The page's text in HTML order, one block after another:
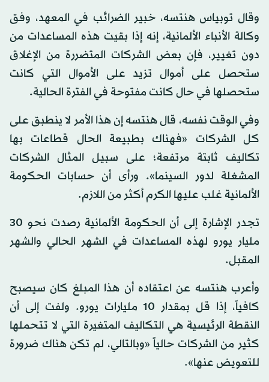
وقال توبياس هنتسه، خبير الضرائب في المعهد، وفق
وكالة الأنباء الألمانية، إنه إذا بقيت هذه المساعدات من
دون تغيير، فإن بعض الشركات المتضررة من الإغلاق
ستحصل على أموال تزيد على الأموال التي كانت
ستحصلها في حال كانت مفتوحة في الفترة الحالية.
وفي الوقت نفسه، قال هنتسه إن هذا الأمر لا ينطبق على
كل الشركات «فهناك بطبيعة الحال قطاعات بها
تكاليف ثابتة مرتفعة؛ على سبيل المثال الشركات
المشغلة لدور السينما». ورأى أن حسابات الحكومة
الألمانية غلب عليها الكرم أكثر من اللازم.
تجدر الإشارة إلى أن الحكومة الألمانية رصدت نحو 30
مليار يورو لهذه المساعدات في الشهر الحالي والشهر
المقبل.
وأعرب هنتسه عن اعتقاده أن هذا المبلغ كان سيصبح
كافياً، إذا قل بمقدار 10 مليارات يورو. ولفت إلى أن
النقطة الرئيسية هي التكاليف المتغيرة التي لا تتحملها
كثير من الشركات حالياً «وبالتالي، لم تكن هناك ضرورة
للتعويض عنها».